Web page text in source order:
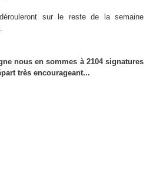
sur le reste de la semaine
nous en sommes à 2104 signatures
très encourageant...